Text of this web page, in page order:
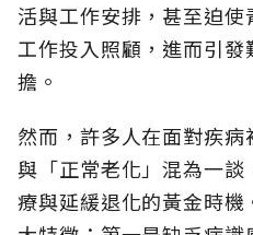
活與工作安排，甚至迫
工作投入照顧，進而引
擔。
然而，許多人在面對疾病
與「正常老化」混為一
療與延緩退化的黃金時